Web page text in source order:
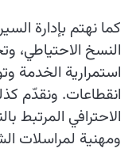
كما نهتم بإدارة
النسخ الاحتياطي،
استمرارية الخدمة
انقطاعات. ونقدّم
الاحترافي المرتبط
ومهنية لمراسلات